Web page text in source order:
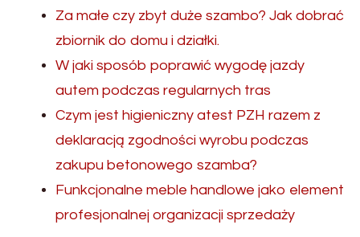
Za małe czy zbyt duże szambo? Jak dobrać
zbiornik do domu i działki.
W jaki sposób poprawić wygodę jazdy
autem podczas regularnych tras
Czym jest higieniczny atest PZH razem z
deklaracją zgodności wyrobu podczas
zakupu betonowego szamba?
Funkcjonalne meble handlowe jako element
profesjonalnej organizacji sprzedaży